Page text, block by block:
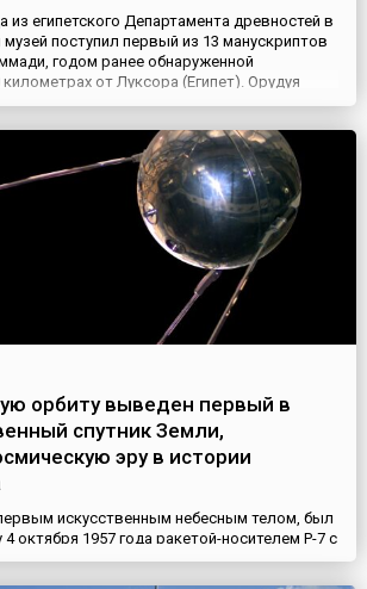
из египетского Департамента древностей в
музей поступил первый из 13 манускриптов
годом ранее обнаруженной
от Луксора (Египет). Орудуя
на запечатанный кувшин из красной
Местный христианский св...
орбиту выведен первый в
спутник Земли,
эру в истории
искусственным небесным телом, был
октября 1957 года ракетой-носителем Р-7 с
полигона министерства